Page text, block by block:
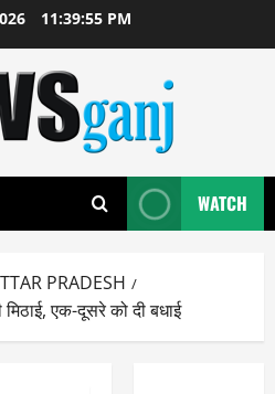
11:39:56 PM
WATCH
PRADESH
एक-दूसरे को दी बधाई